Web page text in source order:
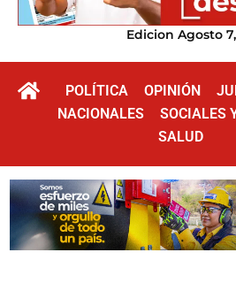
Edicion Agosto
POLÍTICA OPINIÓN
NACIONALES
SOCIALES
SALUD